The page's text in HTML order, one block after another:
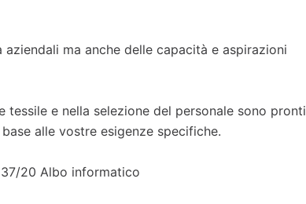
ma anche delle capacità e aspirazioni
e nella selezione del personale sono pronti
alle vostre esigenze specifiche.
20 Albo informatico